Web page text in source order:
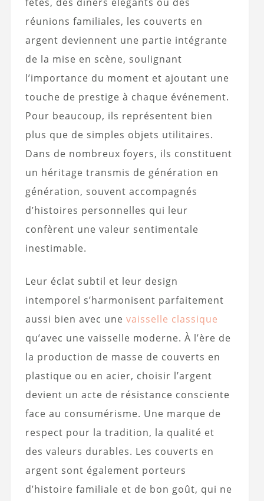
réunions familiales, les couverts en
argent deviennent une partie intégrante
de la mise en scène, soulignant
l’importance du moment et ajoutant une
touche de prestige à chaque événement.
Pour beaucoup, ils représentent bien
plus que de simples objets utilitaires.
Dans de nombreux foyers, ils constituent
un héritage transmis de génération en
génération, souvent accompagnés
d’histoires personnelles qui leur
confèrent une valeur sentimentale
inestimable.
Leur éclat subtil et leur design
intemporel s’harmonisent parfaitement
aussi bien avec une vaisselle classique
qu’avec une vaisselle moderne. À l’ère de
la production de masse de couverts en
plastique ou en acier, choisir l’argent
devient un acte de résistance consciente
face au consumérisme. Une marque de
respect pour la tradition, la qualité et
des valeurs durables. Les couverts en
argent sont également porteurs
d’histoire familiale et de bon goût, qui ne